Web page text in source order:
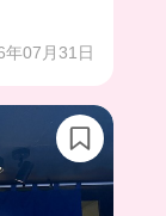
ムな雰囲
楽しくお
年07月31日